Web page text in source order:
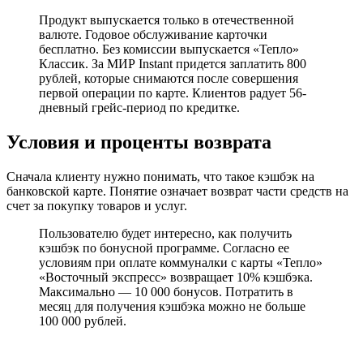
Продукт выпускается только в отечественной
валюте. Годовое обслуживание карточки
бесплатно. Без комиссии выпускается «Тепло»
Классик. За МИР Instant придется заплатить 800
рублей, которые снимаются после совершения
первой операции по карте. Клиентов радует 56-
дневный грейс-период по кредитке.
Условия и проценты возврата
Сначала клиенту нужно понимать, что такое кэшбэк на
банковской карте. Понятие означает возврат части средств на
счет за покупку товаров и услуг.
Пользователю будет интересно, как получить
кэшбэк по бонусной программе. Согласно ее
условиям при оплате коммуналки с карты «Тепло»
«Восточный экспресс» возвращает 10% кэшбэка.
Максимально — 10 000 бонусов. Потратить в
месяц для получения кэшбэка можно не больше
100 000 рублей.